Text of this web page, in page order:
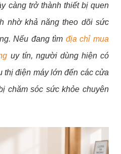
càng trở thành thiết bị quen
nhờ khả năng theo dõi sức
Nếu đang tìm địa chỉ mua
uy tín, người dùng hiện có
thị điện máy lớn đến các cửa
chăm sóc sức khỏe chuyên